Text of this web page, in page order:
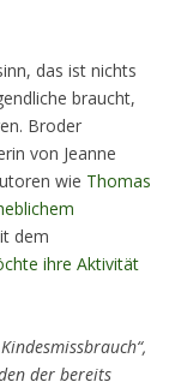
das ist nichts
braucht,
Broder
von Jeanne
wie Thomas
dem
ihre Aktivität
der bereits